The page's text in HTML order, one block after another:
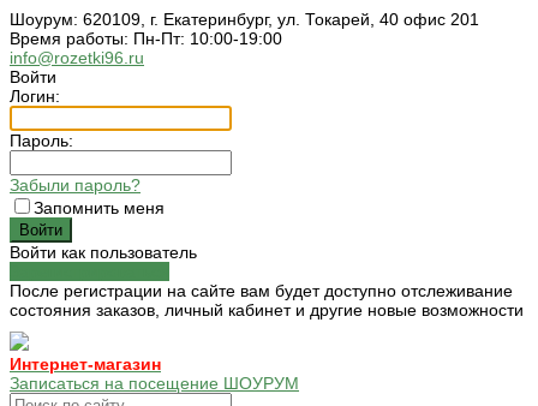
Шоурум: 620109, г. Екатеринбург, ул. Токарей, 40 офис 201
Время работы: Пн-Пт: 10:00-19:00
info@rozetki96.ru
Войти
Логин:
Пароль:
Забыли пароль?
Запомнить меня
Войти как пользователь
После регистрации на сайте вам будет доступно отслеживание
состояния заказов, личный кабинет и другие новые возможности
Интернет-магазин
Записаться на посещение ШОУРУМ